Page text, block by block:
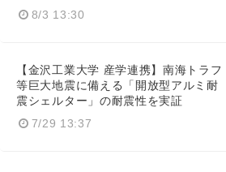
8/3 13:30
【金沢工業大学 産学連携】南海トラフ
等巨大地震に備える「開放型アルミ耐
震シェルター」の耐震性を実証
7/29 13:37